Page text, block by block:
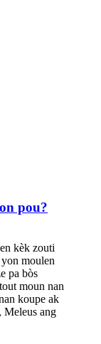
pou?
kèk zouti
moulen
pa bòs
moun nan
koupe ak
Meleus ang